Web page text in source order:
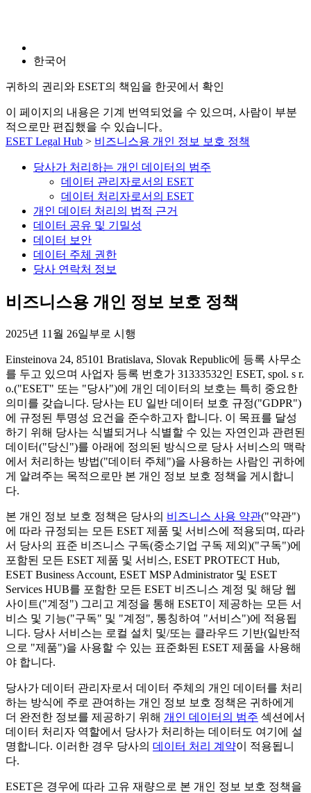
한국어
귀하의 권리와 ESET의 책임을 한곳에서 확인
이 페이지의 내용은 기계 번역되었을 수 있으며, 사람이 부분
적으로만 편집했을 수 있습니다。
ESET Legal Hub > 비즈니스용 개인 정보 보호 정책
당사가 처리하는 개인 데이터의 범주
데이터 관리자로서의 ESET
데이터 처리자로서의 ESET
개인 데이터 처리의 법적 근거
데이터 공유 및 기밀성
데이터 보안
데이터 주체 권한
당사 연락처 정보
비즈니스용 개인 정보 보호 정책
2025년 11월 26일부로 시행
Einsteinova 24, 85101 Bratislava, Slovak Republic에 등록 사무소
를 두고 있으며 사업자 등록 번호가 31333532인 ESET, spol. s r.
o.("ESET" 또는 "당사")에 개인 데이터의 보호는 특히 중요한
의미를 갖습니다. 당사는 EU 일반 데이터 보호 규정("GDPR")
에 규정된 투명성 요건을 준수하고자 합니다. 이 목표를 달성
하기 위해 당사는 식별되거나 식별할 수 있는 자연인과 관련된
데이터("당신")를 아래에 정의된 방식으로 당사 서비스의 맥락
에서 처리하는 방법("데이터 주체 ")을 사용하는 사람인 귀하에
게 알려주는 목적으로만 본 개인 정보 보호 정책을 게시합니
다.
본 개인 정보 보호 정책은 당사의 비즈니스 사용 약관("약관")
에 따라 규정되는 모든 ESET 제품 및 서비스에 적용되며, 따라
서 당사의 표준 비즈니스 구독(중소기업 구독 제외)("구독")에
포함된 모든 ESET 제품 및 서비스, ESET PROTECT Hub,
ESET Business Account, ESET MSP Administrator 및 ESET
Services HUB를 포함한 모든 ESET 비즈니스 계정 및 해당 웹
사이트("계정") 그리고 계정을 통해 ESET이 제공하는 모든 서
비스 및 기능("구독" 및 "계정", 통칭하여 "서비스")에 적용됩
니다. 당사 서비스는 로컬 설치 및/또는 클라우드 기반(일반적
으로 "제품")을 사용할 수 있는 표준화된 ESET 제품을 사용해
야 합니다.
당사가 데이터 관리자로서 데이터 주체의 개인 데이터를 처리
하는 방식에 주로 관여하는 개인 정보 보호 정책은 귀하에게
더 완전한 정보를 제공하기 위해 개인 데이터의 범주 섹션에서
데이터 처리자 역할에서 당사가 처리하는 데이터도 여기에 설
명합니다. 이러한 경우 당사의 데이터 처리 계약이 적용됩니
다.
ESET은 경우에 따라 고유 재량으로 본 개인 정보 보호 정책을